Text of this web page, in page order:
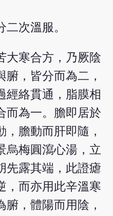
次溫服。
大寒合方，乃厥陰
，皆分而為二，
經絡貫通，脂膜相
而為一。膽即居於
膽動而肝即隨，
烏梅圓瀉心湯，立
先露其端，此證瘧
，而亦用此辛溫寒
，體陽而用陰，